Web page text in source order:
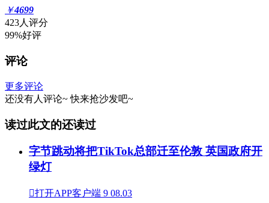
￥4699
423人评分
99%好评
评论
更多评论
还没有人评论~ 快来抢沙发吧~
读过此文的还读过
字节跳动将把TikTok总部迁至伦敦 英国政府开
绿灯
打开APP客户端 9 08.03